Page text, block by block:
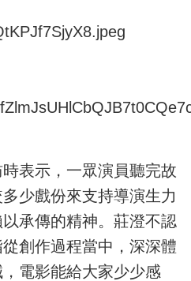
表示，一眾演員聽完故
少戲份來支持導演生力
承傳的精神。莊澄不認
創作過程當中，深深體
電影能給大家少少感